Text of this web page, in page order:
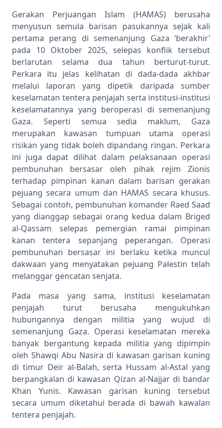
Gerakan Perjuangan Islam (HAMAS) berusaha
menyusun semula barisan pasukannya sejak kali
pertama perang di semenanjung Gaza ‘berakhir’
pada 10 Oktober 2025, selepas konflik tersebut
berlarutan selama dua tahun berturut-turut.
Perkara itu jelas kelihatan di dada-dada akhbar
melalui laporan yang dipetik daripada sumber
keselamatan tentera penjajah serta institusi-institusi
keselamatannya yang beroperasi di semenanjung
Gaza. Seperti semua sedia maklum, Gaza
merupakan kawasan tumpuan utama operasi
risikan yang tidak boleh dipandang ringan. Perkara
ini juga dapat dilihat dalam pelaksanaan operasi
pembunuhan bersasar oleh pihak rejim Zionis
terhadap pimpinan kanan dalam barisan gerakan
pejuang secara umum dan HAMAS secara khusus.
Sebagai contoh, pembunuhan komander Raed Saad
yang dianggap sebagai orang kedua dalam Briged
al-Qassam selepas pemergian ramai pimpinan
kanan tentera sepanjang peperangan. Operasi
pembunuhan bersasar ini berlaku ketika muncul
dakwaan yang menyatakan pejuang Palestin telah
melanggar gencatan senjata.
Pada masa yang sama, institusi keselamatan
penjajah turut berusaha mengukuhkan
hubungannya dengan militia yang wujud di
semenanjung Gaza. Operasi keselamatan mereka
banyak bergantung kepada militia yang dipimpin
oleh Shawqi Abu Nasira di kawasan garisan kuning
di timur Deir al-Balah, serta Hussam al-Astal yang
berpangkalan di kawasan Qizan al-Najjar di bandar
Khan Yunis. Kawasan garisan kuning tersebut
secara umum diketahui berada di bawah kawalan
tentera penjajah.